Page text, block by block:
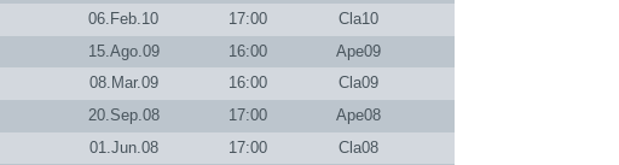
06.Feb.10 17:00
Cla10
15.Ago.09 16:00
Ape09
08.Mar.09 16:00
Cla09
20.Sep.08 17:00
Ape08
01.Jun.08 17:00
Cla08